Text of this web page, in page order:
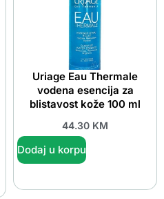
Uriage Eau Thermale
vodena esencija za
blistavost kože 100 ml
44.30 KM
Dodaj u korpu